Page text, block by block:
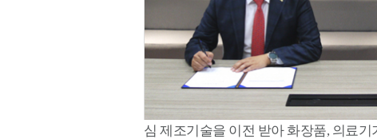
심 제조기술을 이전 받아 화장품, 의료